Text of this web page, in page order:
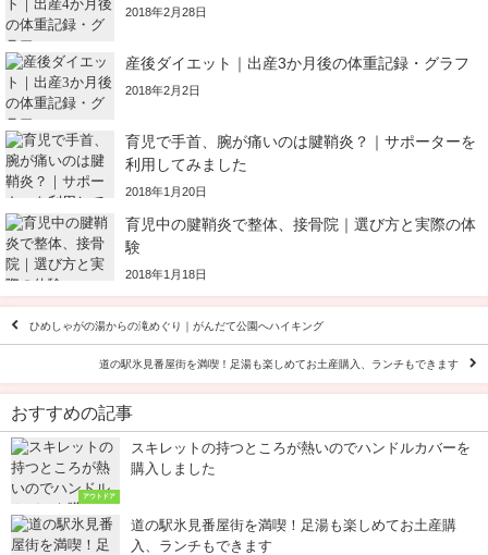
2018年2月28日
産後ダイエット｜出産3か月後の体重記録・グラフ
2018年2月2日
育児で手首、腕が痛いのは腱鞘炎？｜サポーターを
利用してみました
2018年1月20日
育児中の腱鞘炎で整体、接骨院｜選び方と実際の体
験
2018年1月18日
ひめしゃがの湯からの滝めぐり｜がんだて公園へハイキング
道の駅氷見番屋街を満喫！足湯も楽しめてお土産購入、ランチもできます
おすすめの記事
アウトドア
スキレットの持つところが熱いのでハンドルカバーを
購入しました
道の駅氷見番屋街を満喫！足湯も楽しめてお土産購
入、ランチもできます